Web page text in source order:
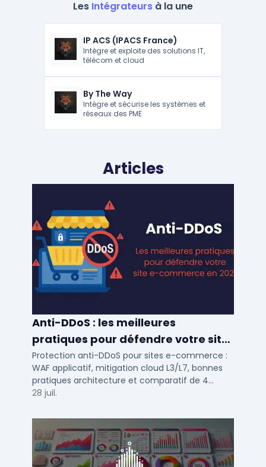
Les Intégrateurs à la une
IP ACS (IPACS France)
Intègre et exploite des solutions IT,
télécom et cloud
By The Way
Intègre et sécurise les systèmes et
réseaux des PME
Articles
Anti-DDoS : les meilleures
pratiques pour défendre votre site
e-commerce en 2025
Protection anti-DDoS pour sites e-commerce :
WAF applicatif, mitigation cloud L3/L7, bonnes
pratiques architecture et comparatif de 4
solutions testees par des DSI en 2025.
28 juil.